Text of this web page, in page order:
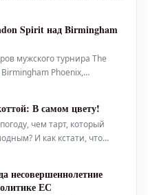
1/8 финала турнира в
соревнования. Стоит
Spirit над Birmingham
мужского турнира The
Phoenix,
верх взяли игроки London
месте с шестым
В самом цвету!
чем тарт, который
И как кстати, что
разгаре сезона. Цветы
несовершеннолетние
ЕС